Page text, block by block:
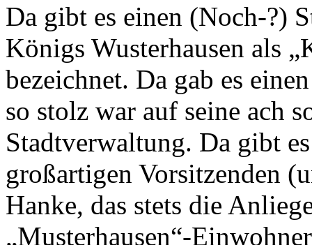
Da gibt es einen (Noch-?)
Königs Wusterhausen als
bezeichnet. Da gab es
so stolz war auf seine ach
Stadtverwaltung. Da gibt
großartigen Vorsitzenden
Hanke, das stets die
„Musterhausen“-